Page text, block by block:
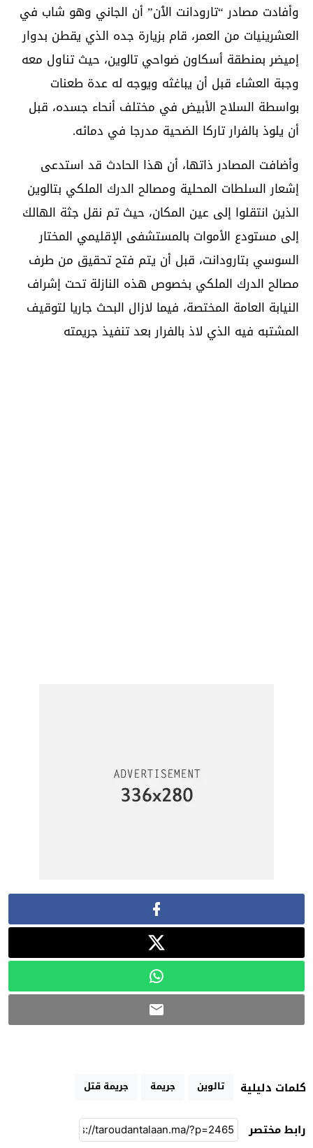
وأفادت مصادر “تارودانت الٱن” أن الجاني وهو شاب في
العشرينيات من العمر، قام بزيارة جده الذي يقطن بدوار
إميضر بمنطقة أسكاون ضواحي تالوين، حيث تناول معه
وجبة العشاء قبل أن يباغثه ويوجه له عدة طعنات
بواسطة السلاح الأبيض في مختلف أنحاء جسده، قبل
أن يلوذ بالفرار تاركا الضحية مدرجا في دمائه.
وأضافت المصادر ذاتها، أن هذا الحادث قد استدعى
إشعار السلطات المحلية ومصالح الدرك الملكي بتالوين
الذين انتقلوا إلى عين المكان، حيث تم نقل جثة الهالك
إلى مستودع الأموات بالمستشفى الإقليمي المختار
السوسي بتارودانت، قبل أن يتم فتح تحقيق من طرف
مصالح الدرك الملكي بخصوص هذه النازلة تحت إشراف
النيابة العامة المختصة، فيما لازال البحث جاريا لتوقيف
المشتبه فيه الذي لاذ بالفرار بعد تنفيذ جريمته
كلمات دليلية تالوين جريمة جريمة قتل
رابط مختصر